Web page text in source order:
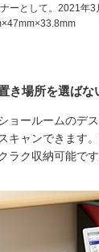
ーとして。2021年
き場所を選ばな
ョールームのデ
キャンできます
ラク収納可能です